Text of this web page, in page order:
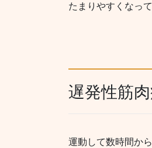
たまりやすくなっ
遅発性筋
運動して数時間か